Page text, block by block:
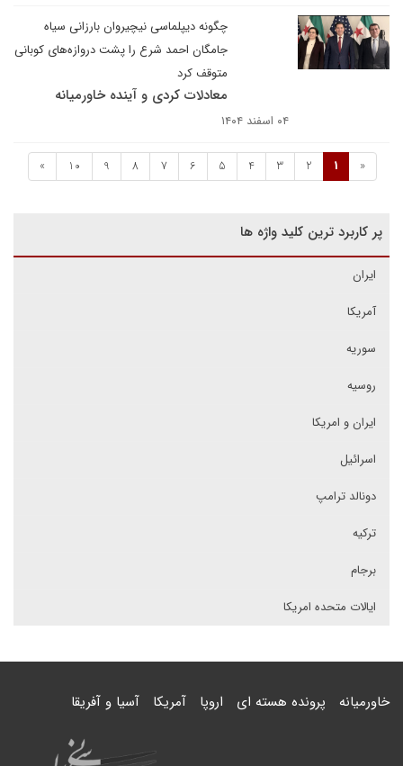
چگونه دیپلماسی نیچیروان بارزانی سیاە
جامگان احمد شرع را پشت دروازەهای کوبانی
متوقف کرد
معادلات کردی و آینده خاورمیانه
۰۴ اسفند ۱۴۰۴
«
1
2
3
4
5
6
7
8
9
10
»
پر کاربرد ترین کلید واژه ها
ایران
آمریکا
سوریه
روسیه
ایران و امریکا
اسرائیل
دونالد ترامپ
ترکیه
برجام
ایالات متحده امریکا
خاورمیانه پرونده هسته ای اروپا آمریکا آسیا و آفریقا